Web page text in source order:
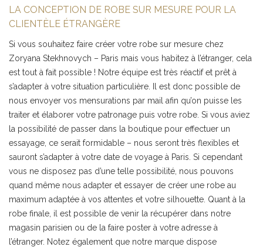
LA CONCEPTION DE ROBE SUR MESURE POUR LA
CLIENTÈLE ÉTRANGÈRE
Si vous souhaitez faire créer votre robe sur mesure chez
Zoryana Stekhnovych – Paris mais vous habitez à l’étranger, cela
est tout à fait possible ! Notre équipe est très réactif et prêt à
s’adapter à votre situation particulière. Il est donc possible de
nous envoyer vos mensurations par mail afin qu’on puisse les
traiter et élaborer votre patronage puis votre robe. Si vous aviez
la possibilité de passer dans la boutique pour effectuer un
essayage, ce serait formidable – nous seront très flexibles et
sauront s’adapter à votre date de voyage à Paris. Si cependant
vous ne disposez pas d’une telle possibilité, nous pouvons
quand même nous adapter et essayer de créer une robe au
maximum adaptée à vos attentes et votre silhouette. Quant à la
robe finale, il est possible de venir la récupérer dans notre
magasin parisien ou de la faire poster à votre adresse à
l’étranger. Notez également que notre marque dispose